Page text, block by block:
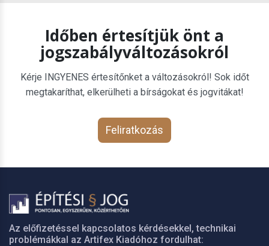
Időben értesítjük önt a
jogszabályváltozásokról
Kérje INGYENES értesítőnket a változásokról! Sok időt
megtakaríthat, elkerülheti a bírságokat és jogvitákat!
Feliratkozás
Az előfizetéssel kapcsolatos kérdésekkel, technikai
problémákkal az Artifex Kiadóhoz fordulhat: